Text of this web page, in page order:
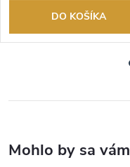
DO KOŠÍKA